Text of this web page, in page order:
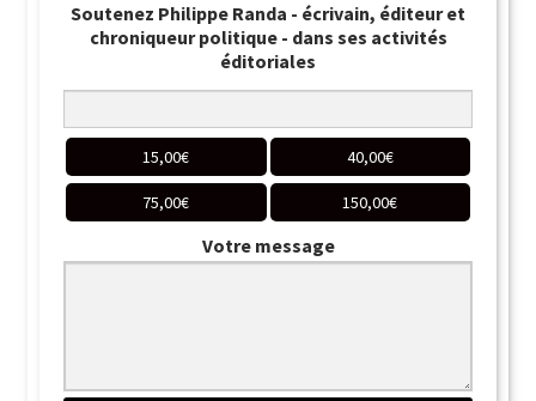
Soutenez Philippe Randa - écrivain, éditeur et
chroniqueur politique - dans ses activités
éditoriales
15,00€ 40,00€
75,00€ 150,00€
Votre message